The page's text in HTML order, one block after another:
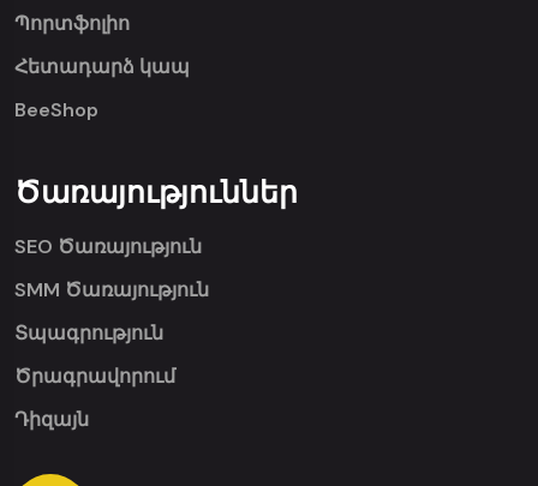
Ծառայություններ
SEO Ծառայություն
SMM Ծառայություն
Տպագրություն
Ծրագրավորում
Դիզայն
Պորտֆոլիո
Հետադարձ կապ
BeeShop